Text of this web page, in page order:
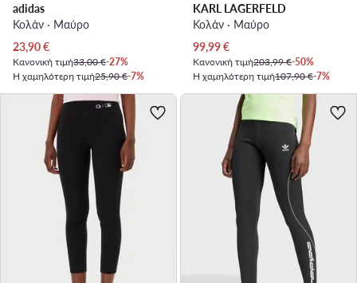
adidas
Κολάν · Μαύρο
Τρέχουσα τιμή
23,90€
Κανονική τιμή33,00 €-27%
Η χαμηλότερη τιμή25,90 €-7%
KARL LAGERFELD
Κολάν · Μαύρο
Τρέχουσα τιμή
99,99€
Κανονική τιμή203,99 €-50%
Η χαμηλότερη τιμή107,90 €-7%